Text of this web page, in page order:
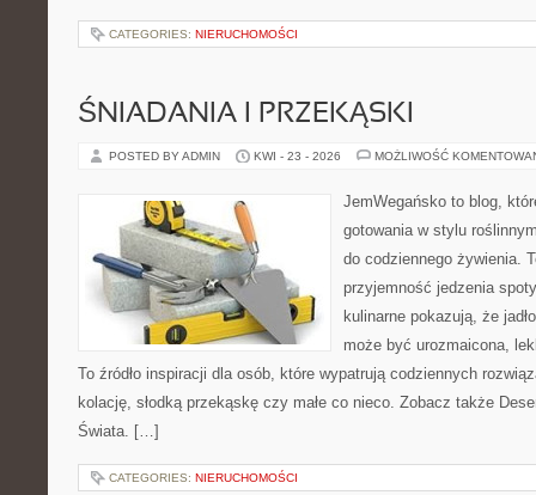
CATEGORIES: NIERUCHOMOŚCI
ŚNIADANIA I PRZEKĄSKI
POSTED BY ADMIN KWI - 23 - 2026 MOŻLIWOŚĆ
JemWegańsko to blog,
gotowania w stylu
do codziennego żywienia.
przyjemność jedzenia
kulinarne pokazują, że
może być urozmaicona,
To źródło inspiracji dla osób, które wypatrują codziennych
kolację, słodką przekąskę czy małe co nieco. Zobacz także
Świata. […]
CATEGORIES: NIERUCHOMOŚCI